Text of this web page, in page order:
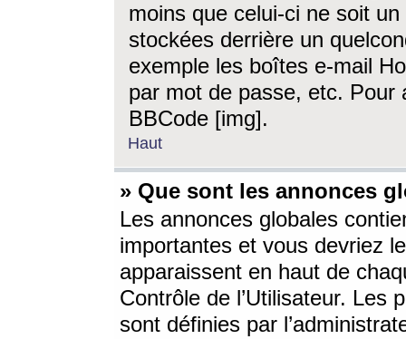
moins que celui-ci ne soit
stockées derrière un
exemple les boîtes e-mail
par mot de passe, etc. Pour
BBCode [img].
Haut
» Que sont les annonces
Les annonces globales
importantes et vous devriez
apparaissent en haut de
Contrôle de l’Utilisateur. Les
sont définies par